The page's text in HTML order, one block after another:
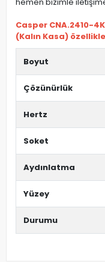
Casper CNA.2410-
(Kalın Kasa)
Boyut
Çözünürlük
Hertz
Soket
Aydınlatma
Yüzey
Durumu